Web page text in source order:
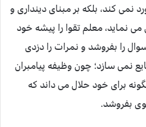
نمی کند، بلکه بر مبنای دینداری و
نماید، معلم تقوا را پیشه خود
را بفروشد و نمرات را دزدی
نمی سازد؛ چون وظیفه پیامبران
برای خود حلال می داند که
بفروشد.